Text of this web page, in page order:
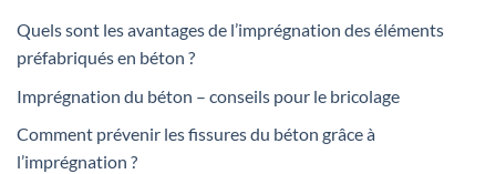
Quels sont les avantages de l’imprégnation des éléments
préfabriqués en béton ?
Imprégnation du béton – conseils pour le bricolage
Comment prévenir les fissures du béton grâce à
l’imprégnation ?